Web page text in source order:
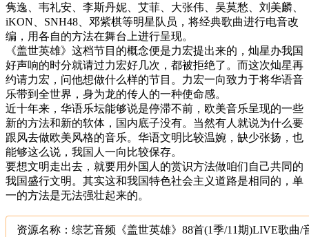
隽逸、韦礼安、李斯丹妮、艾菲、大张伟、吴莫愁、刘美麟、
iKON、SNH48、邓紫棋等明星队员，将经典歌曲进行电音改
编，用各自的方法在舞台上进行呈现。
《盖世英雄》这档节目的概念便是力宏提出来的，灿星办我国
好声响的时分就请过力宏好几次，都被拒绝了。而这次灿星再
约请力宏，问他想做什么样的节目。力宏一向致力于将华语音
乐带到全世界，身为龙的传人的一种使命感。
近十年来，华语乐坛能够说是停滞不前，欧美音乐呈现的一些
新的方法和新的软体，国内底子没有。当然有人就说为什么要
跟风去做欧美风格的音乐。华语文明比较温婉，缺少张扬，也
能够这么说，我国人一向比较保存。
要想文明走出去，就要用外国人的赏识方法做咱们自己共同的
我国盛行文明。其实这和我国特色社会主义道路是相同的，单
一的方法是无法强壮起来的。
资源名称：综艺音频《盖世英雄》88首(1季/11期)LIVE歌曲/